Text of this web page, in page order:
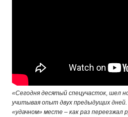
«Сегодня десятый спецучасток, шел
учитывая опыт двух предыдущих дней.
«удачном» месте – как раз переезжал